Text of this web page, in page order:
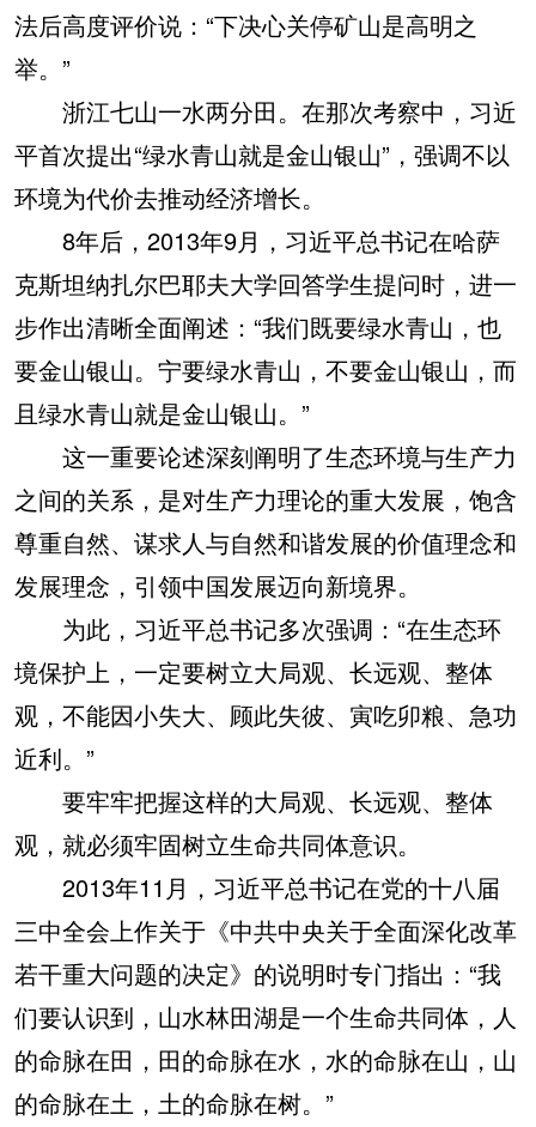
法后高度评价说：“下决心关停矿山是高明之
举。”
浙江七山一水两分田。在那次考察中，习近
平首次提出“绿水青山就是金山银山”，强调不以
环境为代价去推动经济增长。
8年后，2013年9月，习近平总书记在哈萨
克斯坦纳扎尔巴耶夫大学回答学生提问时，进一
步作出清晰全面阐述：“我们既要绿水青山，也
要金山银山。宁要绿水青山，不要金山银山，而
且绿水青山就是金山银山。”
这一重要论述深刻阐明了生态环境与生产力
之间的关系，是对生产力理论的重大发展，饱含
尊重自然、谋求人与自然和谐发展的价值理念和
发展理念，引领中国发展迈向新境界。
为此，习近平总书记多次强调：“在生态环
境保护上，一定要树立大局观、长远观、整体
观，不能因小失大、顾此失彼、寅吃卯粮、急功
近利。”
要牢牢把握这样的大局观、长远观、整体
观，就必须牢固树立生命共同体意识。
2013年11月，习近平总书记在党的十八届
三中全会上作关于《中共中央关于全面深化改革
若干重大问题的决定》的说明时专门指出：“我
们要认识到，山水林田湖是一个生命共同体，人
的命脉在田，田的命脉在水，水的命脉在山，山
的命脉在土，土的命脉在树。”